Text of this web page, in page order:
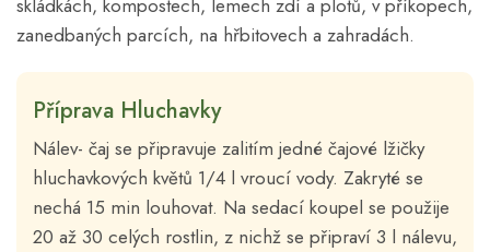
skládkách, kompostech, lemech zdí a plotů, v příkopech,
zanedbaných parcích, na hřbitovech a zahradách.
Příprava Hluchavky
Nálev- čaj se připravuje zalitím jedné čajové lžičky
hluchavkových květů 1/4 l vroucí vody. Zakryté se
nechá 15 min louhovat. Na sedací koupel se použije
20 až 30 celých rostlin, z nichž se připraví 3 l nálevu,